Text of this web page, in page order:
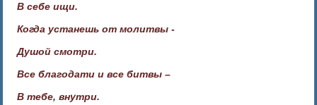
В себе ищи.
Когда устанешь от молитвы -
Душой смотри.
Все благодати и все битвы –
В тебе, внутри.